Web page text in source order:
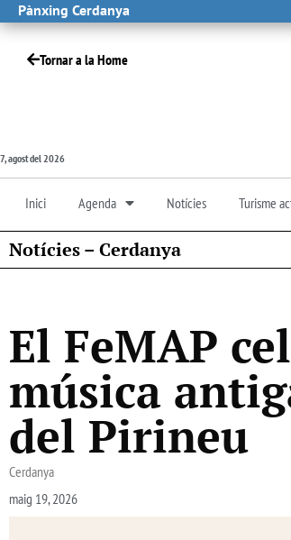
Pànxing Cerdanya
Tornar a la Home
7, agost del 2026
Inici Agenda Notícies Turisme
Notícies – Cerdanya
El FeMAP
música
del Pirineu
Cerdanya
maig 19, 2026